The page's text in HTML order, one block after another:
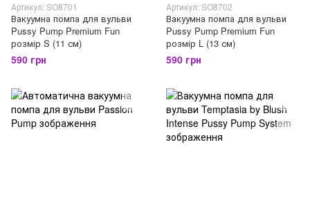
Артикул: SO8701
Вакуумна помпа для вульви
Pussy Pump Premium Fun
розмір S (11 см)
590 грн
Артикул: SO8702
Вакуумна помпа для вульви
Pussy Pump Premium Fun
розмір L (13 см)
590 грн